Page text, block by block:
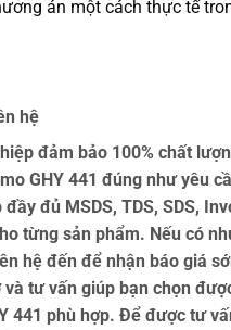
án một cách thực tế
hệ
đảm bảo 100% chất
GHY 441 đúng như yêu
đầy đủ MSDS, TDS, SDS,
từng sản phẩm. Nếu có
hệ đến để nhận báo giá
và tư vấn giúp bạn chọn
441 phù hợp. Để được tư